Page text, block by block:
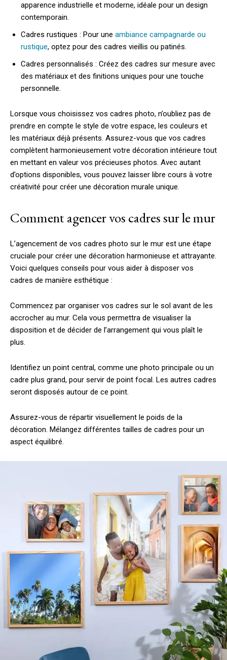
apparence industrielle et moderne, idéale pour un design
contemporain.
Cadres rustiques : Pour une ambiance campagnarde ou
rustique, optez pour des cadres vieillis ou patinés.
Cadres personnalisés : Créez des cadres sur mesure avec
des matériaux et des finitions uniques pour une touche
personnelle.
Lorsque vous choisissez vos cadres photo, n’oubliez pas de
prendre en compte le style de votre espace, les couleurs et
les matériaux déjà présents. Assurez-vous que vos cadres
complètent harmonieusement votre décoration intérieure tout
en mettant en valeur vos précieuses photos. Avec autant
d’options disponibles, vous pouvez laisser libre cours à votre
créativité pour créer une décoration murale unique.
Comment agencer vos cadres sur le mur
L’agencement de vos cadres photo sur le mur est une étape
cruciale pour créer une décoration harmonieuse et attrayante.
Voici quelques conseils pour vous aider à disposer vos
cadres de manière esthétique :
Commencez par organiser vos cadres sur le sol avant de les
accrocher au mur. Cela vous permettra de visualiser la
disposition et de décider de l’arrangement qui vous plaît le
plus.
Identifiez un point central, comme une photo principale ou un
cadre plus grand, pour servir de point focal. Les autres cadres
seront disposés autour de ce point.
Assurez-vous de répartir visuellement le poids de la
décoration. Mélangez différentes tailles de cadres pour un
aspect équilibré.